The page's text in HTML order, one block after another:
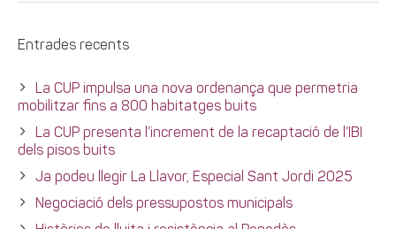
Entrades recents
La CUP impulsa una nova ordenança que permetria
mobilitzar fins a 800 habitatges buits
La CUP presenta l’increment de la recaptació de l’IBI
dels pisos buits
Ja podeu llegir La Llavor, Especial Sant Jordi 2025
Negociació dels pressupostos municipals